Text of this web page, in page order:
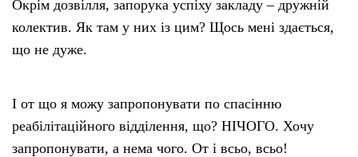
Окрім дозвілля, запорука успіху закладу – дружній
колектив. Як там у них із цим? Щось мені здається,
що не дуже.
І от що я можу запропонувати по спасінню
реабілітаційного відділення, що? НІЧОГО. Хочу
запропонувати, а нема чого. От і всьо, всьо!